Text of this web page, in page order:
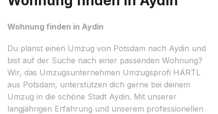
Wohnung finden in Aydin
Du planst einen Umzug von Potsdam nach Aydin und
bist auf der Suche nach einer passenden Wohnung?
Wir, das Umzugsunternehmen Umzugsprofi HÄRTL
aus Potsdam, unterstützen dich gerne bei deinem
Umzug in die schöne Stadt Aydin. Mit unserer
langjährigen Erfahrung und unserem professionellen